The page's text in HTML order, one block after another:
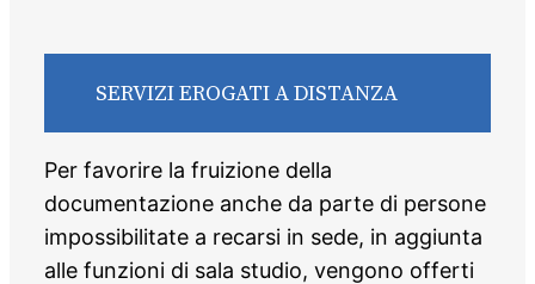
SERVIZI EROGATI A DISTANZA
Per favorire la fruizione della
documentazione anche da parte di persone
impossibilitate a recarsi in sede, in aggiunta
alle funzioni di sala studio, vengono offerti